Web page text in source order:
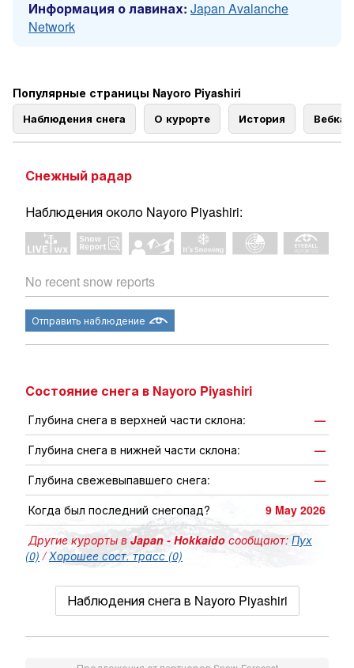
Информация о лавинах: Japan Avalanche
Network
Популярные страницы Nayoro Piyashiri
Наблюдения снега О курорте История
Снежный радар
Наблюдения около Nayoro Piyashiri:
No recent snow reports
Отправить наблюдение
Состояние снега в Nayoro Piyashiri
Глубина снега в верхней части склона:
—
Глубина снега в нижней части склона:
—
Глубина свежевыпавшего снега:
—
Когда был последний снегопад?
9 May 2026
Другие курорты вJapan - Hokkaido сообщают: Пух
(0) /Хорошее сост. трасс (0)
Наблюдения снега в Nayoro Piyashiri